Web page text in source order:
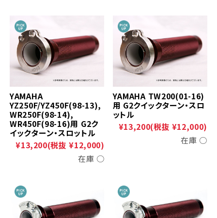
YAMAHA
YZ250F/YZ450F(98-13),
WR250F(98-14),
WR450F(98-16)用 G2ク
イックターン・スロットル
¥13,200(税抜 ¥12,000)
在庫 ○
YAMAHA TW200(01-16)
用 G2クイックターン・スロ
ットル
¥13,200(税抜 ¥12,000)
在庫 ○